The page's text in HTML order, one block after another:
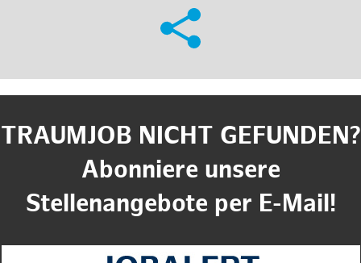
TRAUMJOB NICHT GEFUNDEN?
Abonniere unsere
Stellenangebote per E-Mail!